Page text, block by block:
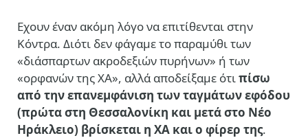
Εχουν έναν ακόμη λόγο να επιτίθενται στην
Κόντρα. Διότι δεν φάγαμε το παραμύθι των
«διάσπαρτων ακροδεξιών πυρήνων» ή των
«ορφανών της ΧΑ», αλλά αποδείξαμε ότιπίσω
από την επανεμφάνιση των ταγμάτων εφόδου
(πρώτα στη Θεσσαλονίκη και μετά στο Νέο
Ηράκλειο) βρίσκεται η ΧΑ και ο φίρερ της.